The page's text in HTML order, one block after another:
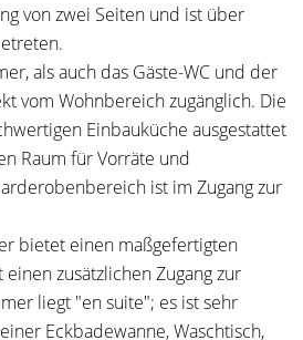
von zwei Seiten und ist über
als auch das Gäste-WC und der
vom Wohnbereich zugänglich. Die
Einbauküche ausgestattet
Raum für Vorräte und
ist im Zugang zur
bietet einen maßgefertigten
zusätzlichen Zugang zur
liegt "en suite"; es ist sehr
Eckbadewanne, Waschtisch,